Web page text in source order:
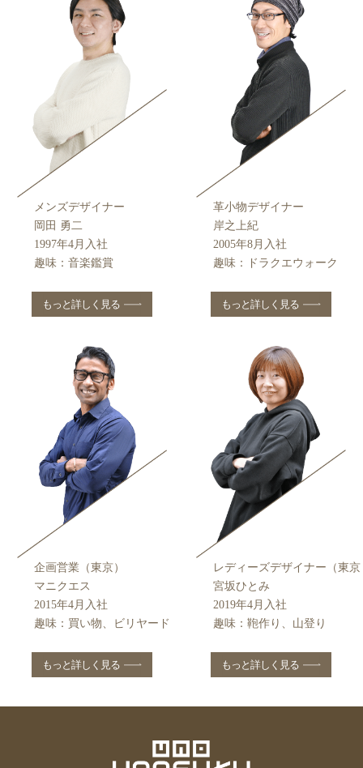
メンズデザイナー
岡⽥ 勇⼆
1997年4⽉⼊社
趣味：⾳楽鑑賞
もっと詳しく見る
革小物デザイナー
岸之上紀
2005年8⽉⼊社
趣味：ドラクエウォーク
もっと詳しく見る
企画営業（東京）
マニクエス
2015年4⽉⼊社
趣味：買い物、ビリヤード
もっと詳しく見る
レディーズデザイナー（東京
宮坂ひとみ
2019年4⽉⼊社
趣味：鞄作り、⼭登り
もっと詳しく見る